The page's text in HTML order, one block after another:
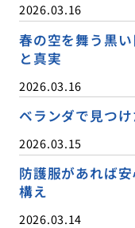
2026.03.16
春の空を舞う黒
と真実
2026.03.16
ベランダで見つ
2026.03.15
防護服があれば
構え
2026.03.14